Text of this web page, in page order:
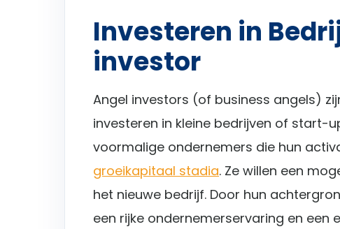
Investeren in
investor
Angel investors (of business angels)
investeren in kleine bedrijven of start-
voormalige ondernemers die hun
groeikapitaal stadia. Ze willen een
het nieuwe bedrijf. Door hun
een rijke ondernemerservaring en een